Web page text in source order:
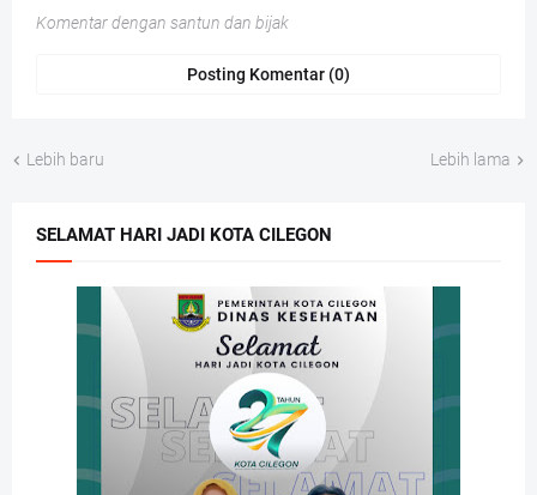
Komentar dengan santun dan bijak
Posting Komentar (0)
Lebih baru Lebih lama
SELAMAT HARI JADI KOTA CILEGON